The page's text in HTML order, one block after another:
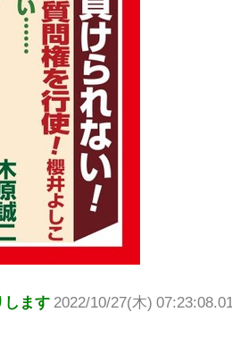
します 2022/10/27(木) 07:23:08.01